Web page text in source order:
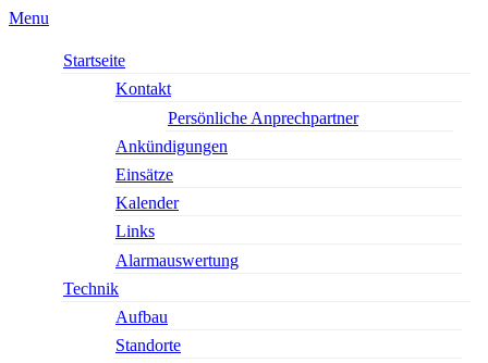
Menu
Startseite
Kontakt
Persönliche Anprechpartner
Ankündigungen
Einsätze
Kalender
Links
Alarmauswertung
Technik
Aufbau
Standorte